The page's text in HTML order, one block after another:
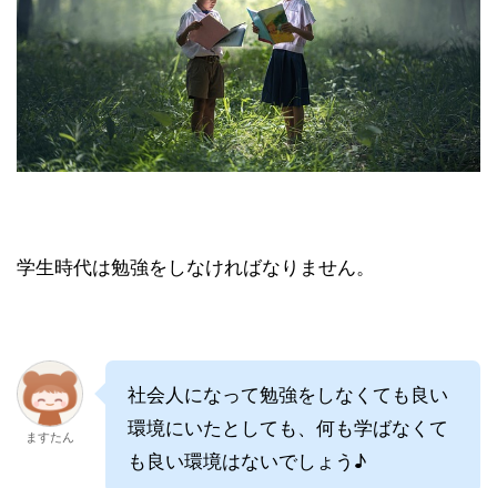
学生時代は勉強をしなければなりません。
ますたん
社会人になって勉強をしなくても良い
環境にいたとしても、何も学ばなくて
も良い環境はないでしょう♪